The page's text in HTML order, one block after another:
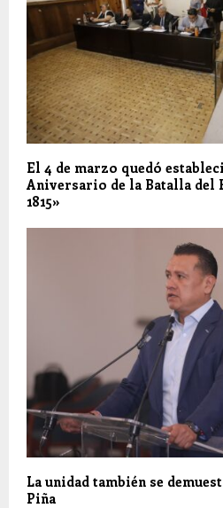
El 4 de marzo quedó
Aniversario de la Batalla del
1815»
La unidad también se
Piña